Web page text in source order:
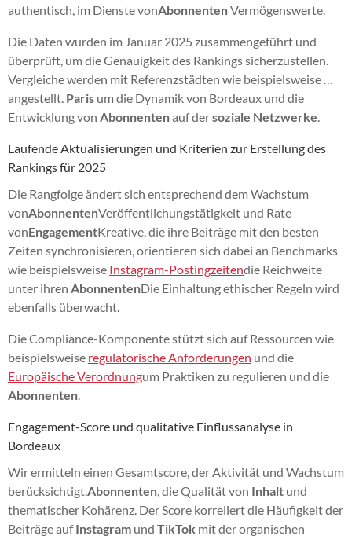
authentisch, im Dienste vonAbonnentenVermögenswerte.
Die Daten wurden im Januar 2025 zusammengeführt und
überprüft, um die Genauigkeit des Rankings sicherzustellen.
Vergleiche werden mit Referenzstädten wie beispielsweise …
angestellt. Paris um die Dynamik von Bordeaux und die
Entwicklung von Abonnentenauf dersoziale Netzwerke.
Laufende Aktualisierungen und Kriterien zur Erstellung des
Rankings für 2025
Die Rangfolge ändert sich entsprechend dem Wachstum
vonAbonnentenVeröffentlichungstätigkeit und Rate
vonEngagementKreative, die ihre Beiträge mit den besten
Zeiten synchronisieren, orientieren sich dabei an Benchmarks
wie beispielsweise Instagram-Postingzeitendie Reichweite
unter ihren AbonnentenDie Einhaltung ethischer Regeln wird
ebenfalls überwacht.
Die Compliance-Komponente stützt sich auf Ressourcen wie
beispielsweise regulatorische Anforderungen und die
Europäische Verordnungum Praktiken zu regulieren und die
Abonnenten.
Engagement-Score und qualitative Einflussanalyse in
Bordeaux
Wir ermitteln einen Gesamtscore, der Aktivität und Wachstum
berücksichtigt.Abonnenten, die Qualität von Inhalt und
thematischer Kohärenz. Der Score korreliert die Häufigkeit der
Beiträge aufInstagram und TikTok mit der organischen